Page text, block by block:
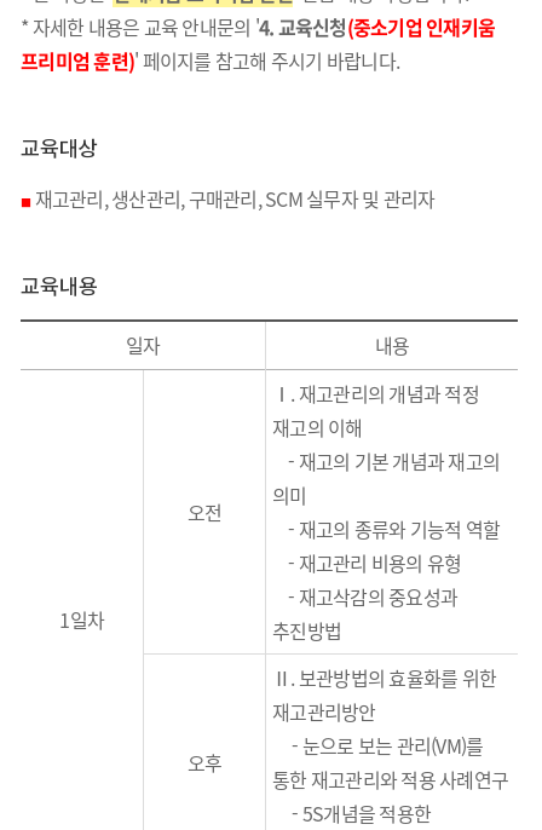
* 자세한 내용은 교육 안내문의 '4. 교육신청(중소기업 인재키움
프리미엄 훈련)' 페이지를 참고해 주시기 바랍니다.
교육대상
■ 재고관리, 생산관리, 구매관리, SCM 실무자 및 관리자
교육내용
일자 내용
1일차
오전
Ⅰ. 재고관리의 개념과 적정
재고의 이해
- 재고의 기본 개념과 재고의
의미
- 재고의 종류와 기능적 역할
- 재고관리 비용의 유형
- 재고삭감의 중요성과
추진방법
오후
Ⅱ. 보관방법의 효율화를 위한
재고관리방안
- 눈으로 보는 관리(VM)를
통한 재고관리와 적용 사례연구
- 5S개념을 적용한